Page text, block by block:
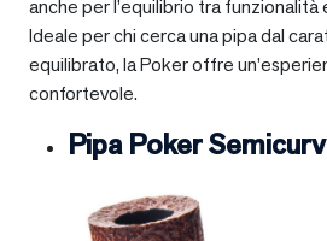
anche per l’equilibrio tra
Ideale per chi cerca una pipa dal
equilibrato, la Poker offre
confortevole.
Pipa Poker